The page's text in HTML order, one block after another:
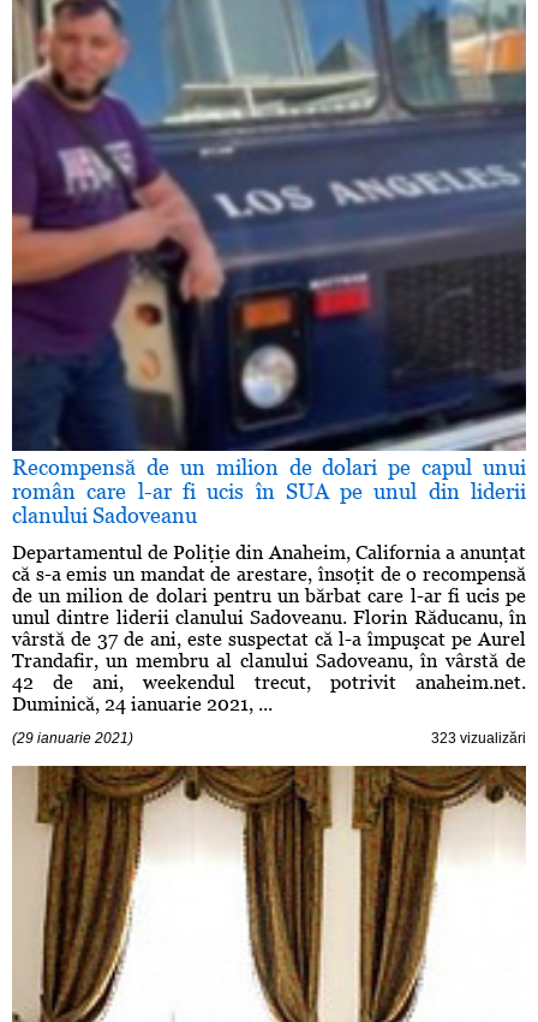
Recompensă de un milion de dolari pe capul unui
român care l-ar fi ucis în SUA pe unul din liderii
clanului Sadoveanu
Departamentul de Poliţie din Anaheim, California a anunţat
că s-a emis un mandat de arestare, însoţit de o recompensă
de un milion de dolari pentru un bărbat care l-ar fi ucis pe
unul dintre liderii clanului Sadoveanu. Florin Răducanu, în
vârstă de 37 de ani, este suspectat că l-a împuşcat pe Aurel
Trandafir, un membru al clanului Sadoveanu, în vârstă de
42 de ani, weekendul trecut, potrivit anaheim.net.
Duminică, 24 ianuarie 2021, ...
(29 ianuarie 2021) 323 vizualizări